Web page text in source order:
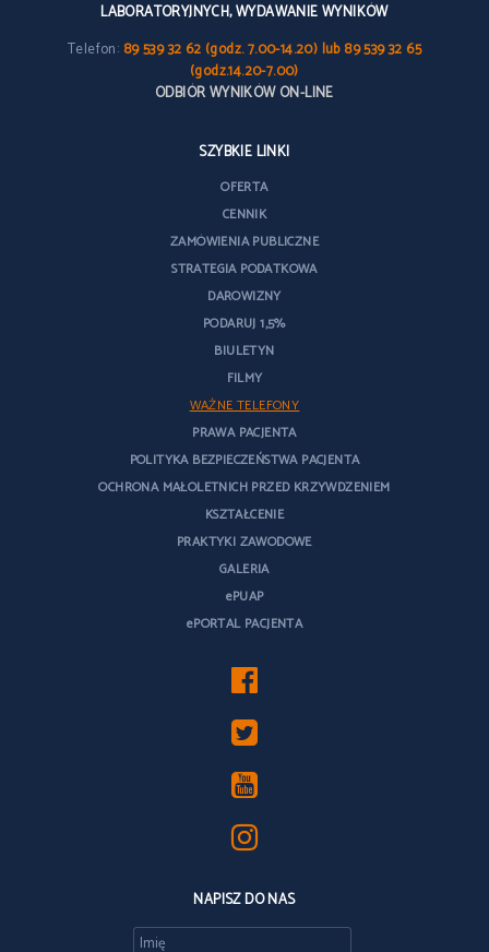
LABORATORYJNYCH, WYDAWANIE WYNIKÓW
Telefon: 89 539 32 62 (godz. 7.00-14.20) lub 89 539 32 65
(godz.14.20-7.00)
ODBIÓR WYNIKÓW ON-LINE
SZYBKIE LINKI
OFERTA
CENNIK
ZAMÓWIENIA PUBLICZNE
STRATEGIA PODATKOWA
DAROWIZNY
PODARUJ 1,5%
BIULETYN
FILMY
WAŻNE TELEFONY
PRAWA PACJENTA
POLITYKA BEZPIECZEŃSTWA PACJENTA
OCHRONA MAŁOLETNICH PRZED KRZYWDZENIEM
KSZTAŁCENIE
PRAKTYKI ZAWODOWE
GALERIA
ePUAP
ePORTAL PACJENTA
NAPISZ DO NAS